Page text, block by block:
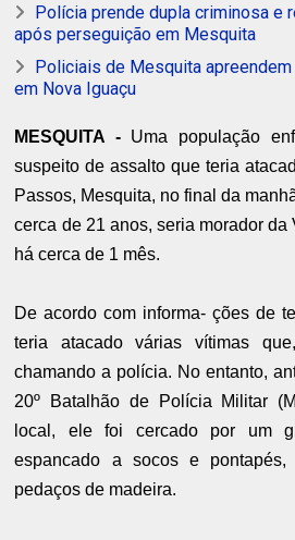
Polícia prende dupla criminosa e
após perseguição em Mesquita
Policiais de Mesquita
em Nova Iguaçu
MESQUITA - Uma população
suspeito de assalto que teria
Passos, Mesquita, no final da
cerca de 21 anos, seria morador
há cerca de 1 mês.
De acordo com informa- ções de
teria atacado várias vítimas
chamando a polícia. No entanto,
20º Batalhão de Polícia Militar
local, ele foi cercado por um
espancado a socos e
pedaços de madeira.